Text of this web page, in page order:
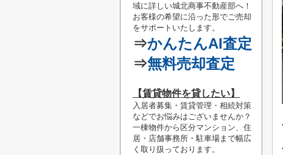
域に詳しい城北商事不動産部へ！
お客様の希望に沿った形でご売却
をサポートいたします。
⇒かんたんAI査定
⇒無料売却査定
【賃貸物件を貸したい】
入居者募集・賃貸管理・相続対策
などでお悩みはございませんか？
一棟物件から区分マンション、住
居・店舗事務所・駐車場まで幅広
く取り扱っております。